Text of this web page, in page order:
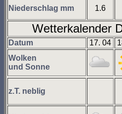
Niederschlag mm 1.6
Wetterkalender
Datum 17. 04
Wolken
und Sonne
z.T. neblig